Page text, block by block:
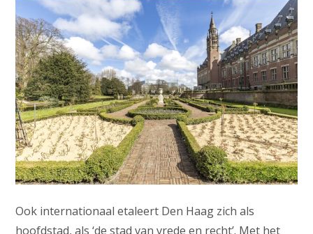
Ook internationaal etaleert Den Haag zich als
hoofdstad, als ‘de stad van vrede en recht’. Met het